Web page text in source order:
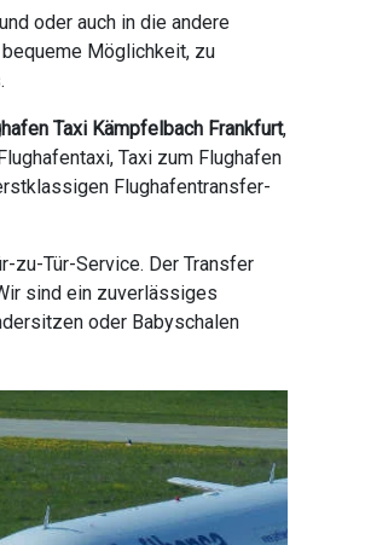
oder auch in die andere
Möglichkeit, zu
Taxi Kämpfelbach Frankfurt,
Taxi zum Flughafen
Flughafentransfer-
zu-Tür-Service. Der Transfer
sind ein zuverlässiges
oder Babyschalen